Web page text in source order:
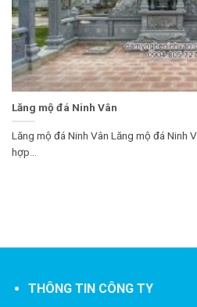
Lăng mộ đá Ninh Vân
Lăng mộ đá Ninh Vân Lăng mộ đá Ninh
hợp...
THÔNG TIN CÔNG TY